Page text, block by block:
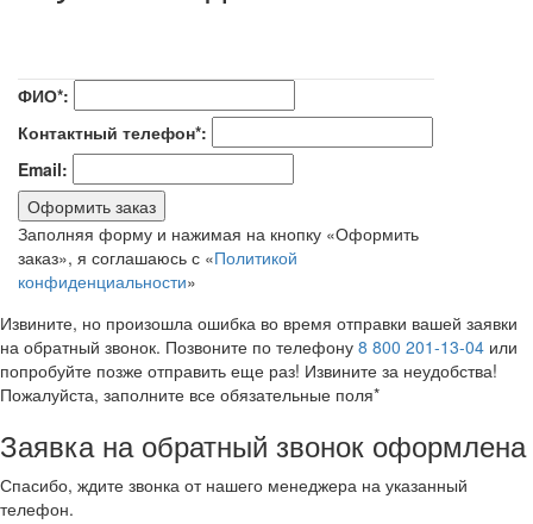
ФИО*:
Контактный телефон*:
Email:
Оформить заказ
Заполняя форму и нажимая на кнопку «Оформить
заказ», я соглашаюсь с «Политикой
конфиденциальности»
Извините, но произошла ошибка во время отправки вашей заявки
на обратный звонок. Позвоните по телефону 8 800 201-13-04 или
попробуйте позже отправить еще раз! Извините за неудобства!
Пожалуйста, заполните все обязательные поля*
Заявка на обратный звонок оформлена
Спасибо, ждите звонка от нашего менеджера на указанный
телефон.